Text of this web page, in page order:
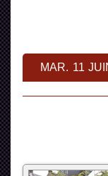
MAR. 11